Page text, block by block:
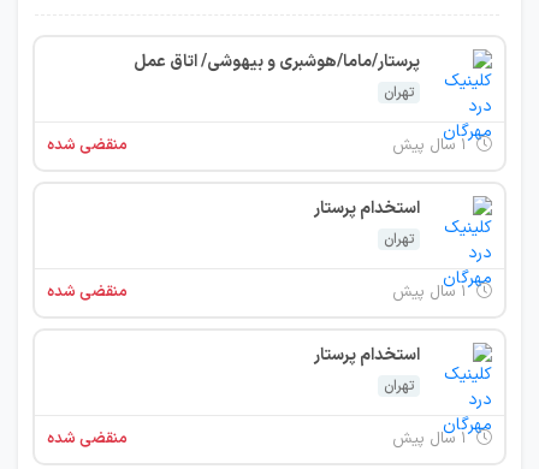
پرستار/ماما/هوشبری و بیهوشی/ اتاق عمل
تهران
۱ سال پیش منقضی شده
استخدام پرستار
تهران
۱ سال پیش منقضی شده
استخدام پرستار
تهران
۱ سال پیش منقضی شده